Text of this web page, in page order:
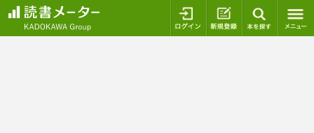
ログイン 新規登録